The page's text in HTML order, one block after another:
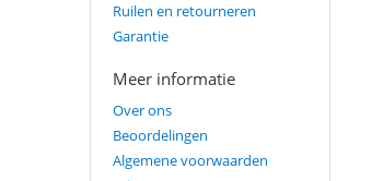
Ruilen en retourneren
Garantie
Meer informatie
Over ons
Beoordelingen
Algemene voorwaarden